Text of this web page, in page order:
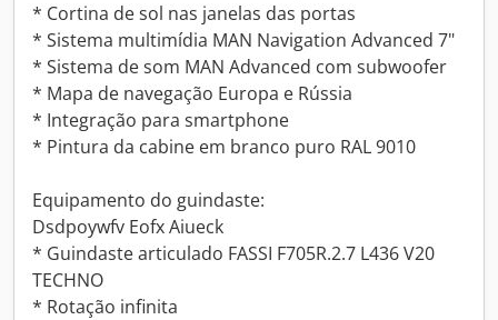
* Cortina de sol nas janelas das portas
* Sistema multimídia MAN Navigation Advanced 7"
* Sistema de som MAN Advanced com subwoofer
* Mapa de navegação Europa e Rússia
* Integração para smartphone
* Pintura da cabine em branco puro RAL 9010
Equipamento do guindaste:
Dsdpoywfv Eofx Aiueck
* Guindaste articulado FASSI F705R.2.7 L436 V20
TECHNO
* Rotação infinita